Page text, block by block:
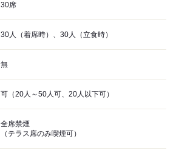
30席
30人（着席時）、30人（立食時）
無
可（20人～50人可、20人以下可）
全席禁煙
（テラス席のみ喫煙可）